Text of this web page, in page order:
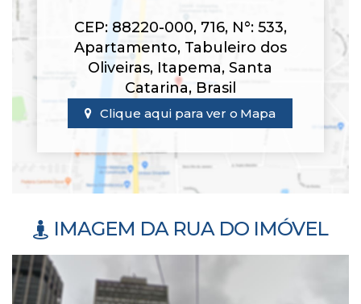
Entre em contato para mais informações!
CEP: 88220-000, 716, N°:533,
Apartamento, Tabuleiro dos
Oliveiras, Itapema,Santa
Catarina, Brasil
Clique aqui para ver o Mapa
IMAGEM DA RUA DO IMÓVEL